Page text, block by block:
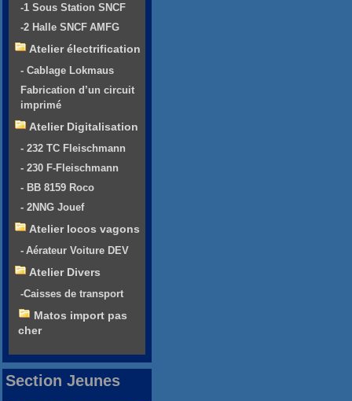
-1 Sous Station SNCF
-2 Halle SNCF AMFG
Atelier électrification
- Cablage Lokmaus
Fabrication d’un circuit
imprimé
Atelier Digitalisation
- 232 TC Fleischmann
- 230 F-Fleischmann
- BB 8159 Roco
- 2NNG Jouef
Atelier locos vagons
- Aérateur Voiture DEV
Atelier Divers
-Caisses de transport
Matos import pas
cher
Section Jeunes